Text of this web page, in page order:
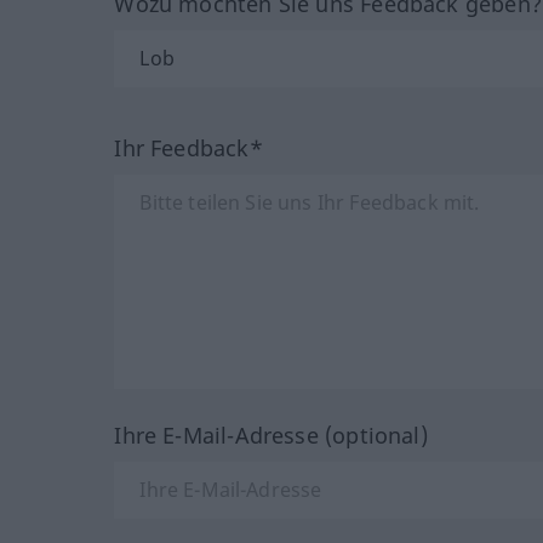
Ihr Feedback*
Ihre E-Mail-Adresse (optional)